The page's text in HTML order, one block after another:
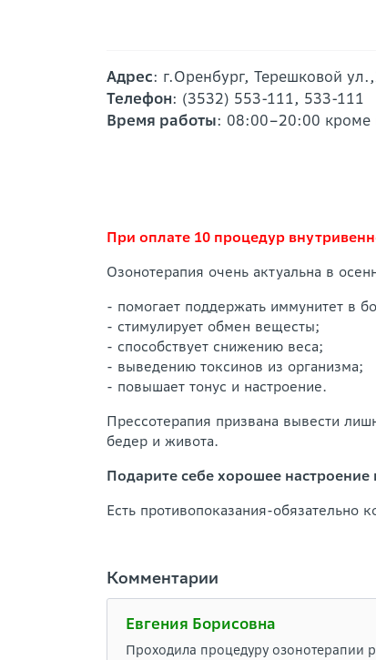
Адрес: г.Оренбург, Терешковой
Телефон: (3532) 553-111, 533-111
Время работы: 08:00–20:00 кроме
При оплате 10 процедур
Озонотерапия очень актуальна в
- помогает поддержать иммунитет в
- стимулирует обмен вещесты;
- способствует снижению веса;
- выведению токсинов из организма;
- повышает тонус и настроение.
Прессотерапия призвана вывести
бедер и живота.
Подарите себе хорошее настроение
Есть противопоказания-обязательно
Комментарии
Евгения Борисовна
Проходила процедуру озонотерапии